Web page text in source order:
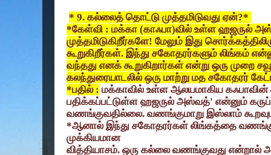
* 9. கல்லைத் தொட்டு முத்தமிடுவது ஏன்?*
*கேள்வி : மக்கா (காஃபா)வில் உள்ள ஹஜருல்
முத்தமிடுகிறீர்களே! மேலும் இது
கூறுகிறீர்கள். இந்து சகோதரர்களும் லிங்கம்
வந்தது எனக் கூறுகிறார்கள் என்று ஒரு முறை
கலந்துரையாடலில் ஒரு மாற்று மத சகோதரர்
*பதில் : மக்காவில் உள்ள ஆலயமாகிய கஃபாவின்
பதிக்கப்பட்டுள்ள ஹஜருல் அஸ்வத்' என்னும்
வணங்குவதில்லை. வணங்குமாறு இஸ்லாம்
*ஆனால் இந்து சகோதரர்கள் லிங்கத்தை
முக்கியமான
வித்தியாசம். ஒரு கல்லை வணங்குவது என்றால்